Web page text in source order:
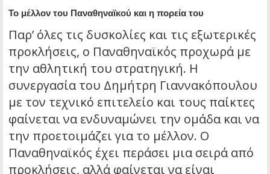
Το μέλλον του Παναθηναϊκού και η πορεία του
Παρ’ όλες τις δυσκολίες και τις εξωτερικές
προκλήσεις, ο Παναθηναϊκός προχωρά με
την αθλητική του στρατηγική. Η
συνεργασία του Δημήτρη Γιαννακόπουλου
με τον τεχνικό επιτελείο και τους παίκτες
φαίνεται να ενδυναμώνει την ομάδα και να
την προετοιμάζει για το μέλλον. Ο
Παναθηναϊκός έχει περάσει μια σειρά από
προκλήσεις, αλλά φαίνεται να είναι